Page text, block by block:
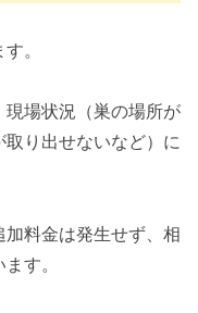
。
場状況（巣の場所が
り出せないなど）に
料金は発生せず、相
す。